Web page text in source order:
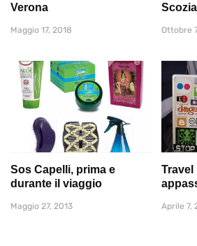
Verona
Maggio 17, 2018 Ottobre
Sos Capelli, prima e
durante il viaggio
Maggio 27, 2013
Travel
Aprile 7,